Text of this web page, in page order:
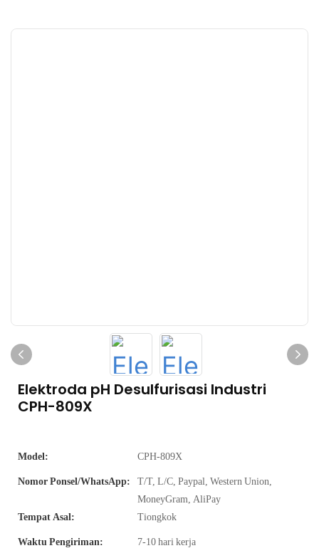
Elektroda pH Desulfurisasi Industri
CPH-809X
Model: CPH-809X
Nomor Ponsel/WhatsApp:
T/T, L/C, Paypal, Western Union,
MoneyGram, AliPay
Tempat Asal:
Tiongkok
Waktu Pengiriman: 7-10 hari kerja